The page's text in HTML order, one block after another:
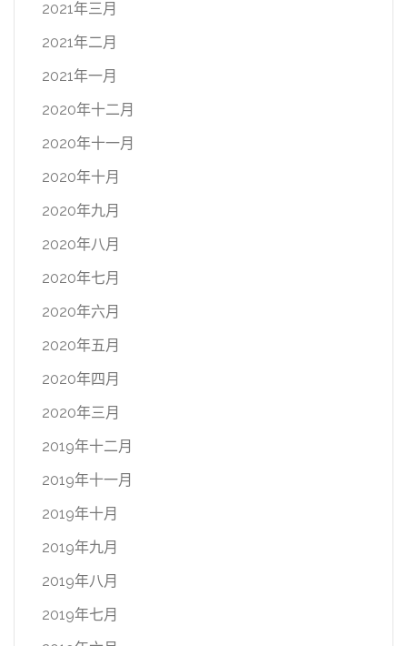
2021年三月
2021年二月
2021年一月
2020年十二月
2020年十一月
2020年十月
2020年九月
2020年八月
2020年七月
2020年六月
2020年五月
2020年四月
2020年三月
2019年十二月
2019年十一月
2019年十月
2019年九月
2019年八月
2019年七月